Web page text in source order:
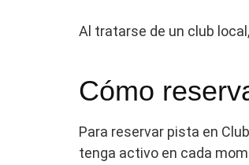
Al tratarse de un club
Cómo
Para reservar pista en
tenga activo en cada